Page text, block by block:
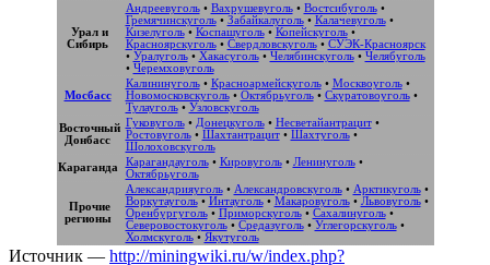
Урал и
Сибирь
Андреевуголь• Вахрушевуголь• Востсибуголь•
Гремячинскуголь• Забайкалуголь• Калачевуголь•
Кизелуголь• Коспашуголь• Копейскуголь•
Красноярскуголь• Свердловскуголь• СУЭК-Красноярск
• Уралуголь• Хакасуголь• Челябинскуголь• Челябуголь
• Черемховуголь
Мосбасс
Калининуголь• Красноармейскуголь• Москвоуголь•
Новомосковскуголь• Октябрьуголь• Скуратовоуголь•
Тулауголь• Узловскуголь
Восточный
Донбасс
Гуковуголь• Донецкуголь• Несветайантрацит•
Ростовуголь• Шахтантрацит• Шахтуголь•
Шолоховскуголь
Караганда
Карагандауголь• Кировуголь• Ленинуголь•
Октябрьуголь
Прочие
регионы
Александрияуголь• Александровскуголь• Арктикуголь•
Воркутауголь• Интауголь• Макаровуголь• Львовуголь•
Оренбургуголь• Приморскуголь• Сахалинуголь•
Северовостокуголь• Средазуголь• Углегорскуголь•
Холмскуголь• Якутуголь
Источник — http://miningwiki.ru/w/index.php?